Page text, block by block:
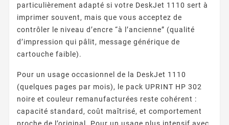
particulièrement adapté si votre DeskJet 1110 sert à
imprimer souvent, mais que vous acceptez de
contrôler le niveau d’encre “à l’ancienne” (qualité
d’impression qui pâlit, message générique de
cartouche faible).
Pour un usage occasionnel de la DeskJet 1110
(quelques pages par mois), le pack UPRINT HP 302
noire et couleur remanufacturées reste cohérent :
capacité standard, coût maîtrisé, et comportement
proche de l’original. Pour un usage plus intensif avec